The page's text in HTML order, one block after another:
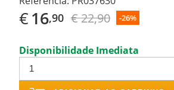
€16,90 € 22,90 -26%
Disponibilidade Imediata